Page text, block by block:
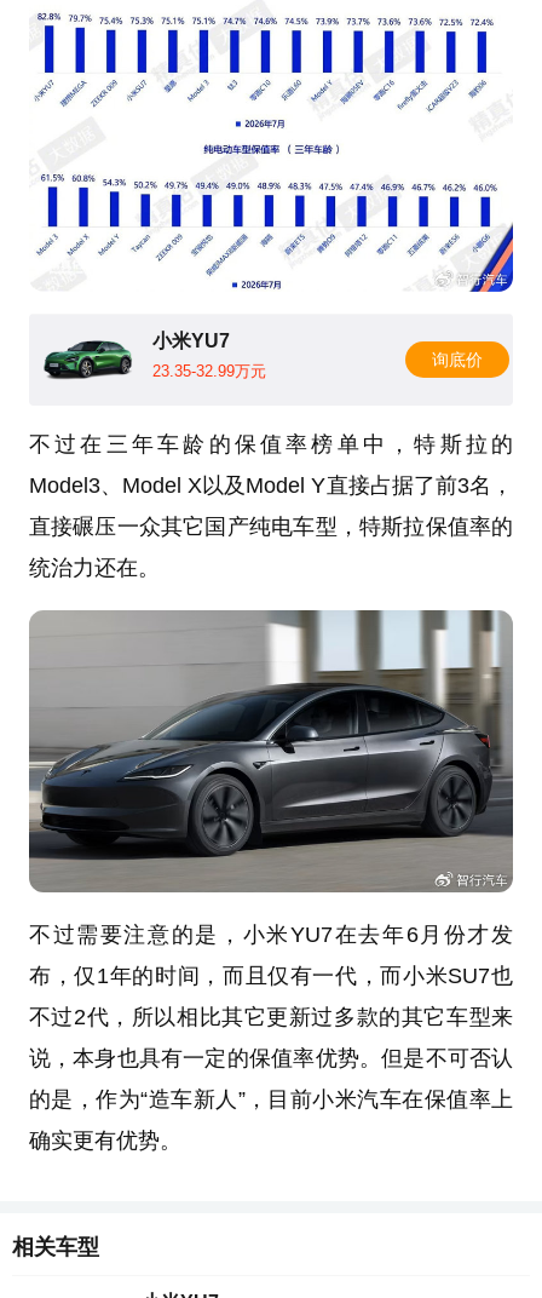
小米YU7
23.35-32.99万元
询底价
不过在三年车龄的保值率榜单中，特斯拉的
Model3、Model X以及Model Y直接占据了前3名，
直接碾压一众其它国产纯电车型，特斯拉保值率的
统治力还在。
不过需要注意的是，小米YU7在去年6月份才发
布，仅1年的时间，而且仅有一代，而小米SU7也
不过2代，所以相比其它更新过多款的其它车型来
说，本身也具有一定的保值率优势。但是不可否认
的是，作为“造车新人”，目前小米汽车在保值率上
确实更有优势。
相关车型